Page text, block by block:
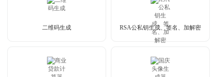
二维码生成 RSA公私钥生成、签名、加解密